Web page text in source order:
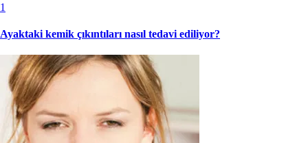
1
Ayaktaki kemik çıkıntıları nasıl tedavi ediliyor?